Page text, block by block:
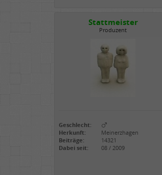
Stattmeister
Produzent
Geschlecht:
Herkunft:
Meinerzhagen
Beiträge:
14321
Dabei seit:
08 / 2009